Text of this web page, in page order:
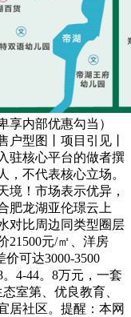
享内部优惠勾当）
户型图丨项目引见丨
驻核心平台的做者撰
，不代表核心立场。
境！市场表示优异，
肥龙湖亚伦璟云上
对比周边同类型圈层
21500元/㎡、洋房
可达3000-3500
4-44。8万元，一套
室第、优良教育、
居社区。提醒：本网